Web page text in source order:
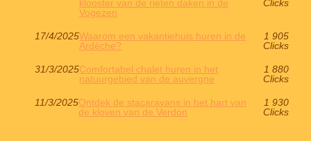
klooster van de rieten daken in de
Vogezen
Clicks
17/4/2025Waarom een ​​vakantiehuis huren in de
Ardèche?
1 905
Clicks
31/3/2025Comfortabel chalet huren in het
natuurgebied van de auvergne
1 880
Clicks
11/3/2025Ontdek de stacaravans in het hart van
de kloven van de Verdon
1 930
Clicks